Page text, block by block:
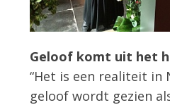
Geloof komt uit het
“Het is een realiteit in
geloof wordt gezien